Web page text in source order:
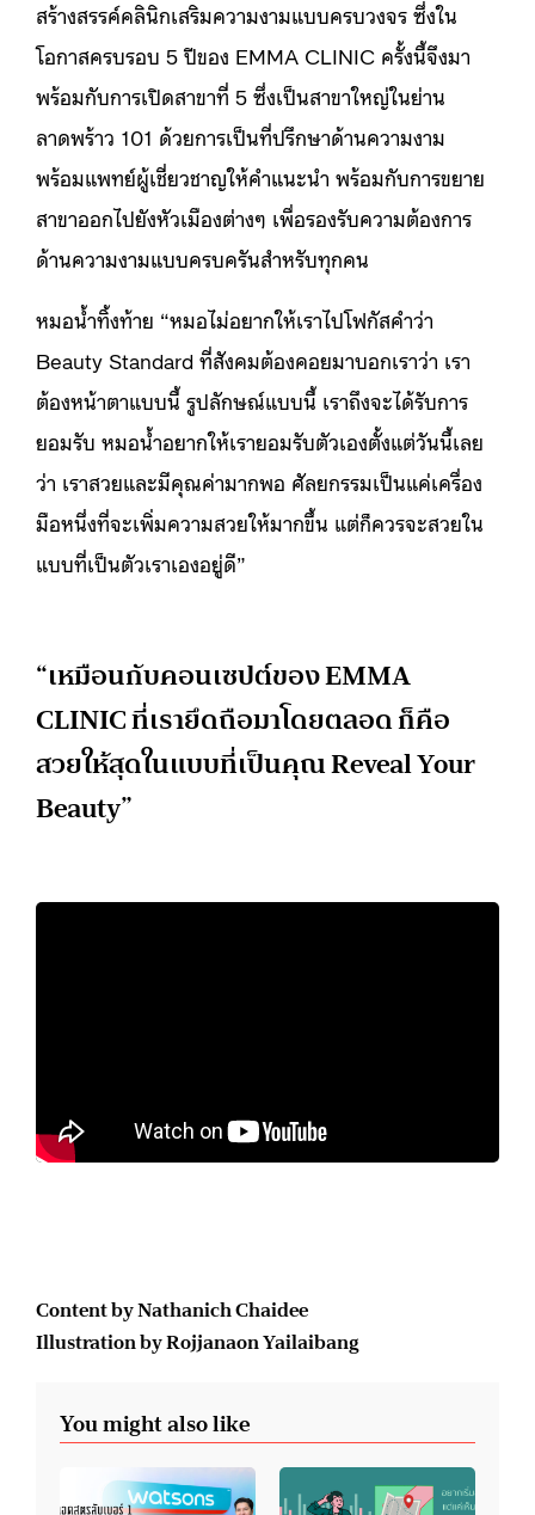
สร้างสรรค์คลินิกเสริมความงามแบบครบวงจร ซึ่งใน
โอกาสครบรอบ 5 ปีของ EMMA CLINIC ครั้งนี้จึงมา
พร้อมกับการเปิดสาขาที่ 5 ซึ่งเป็นสาขาใหญ่ในย่าน
ลาดพร้าว 101 ด้วยการเป็นที่ปรึกษาด้านความงาม
พร้อมแพทย์ผู้เชี่ยวชาญให้คำแนะนำ พร้อมกับการขยาย
สาขาออกไปยังหัวเมืองต่างๆ เพื่อรองรับความต้องการ
ด้านความงามแบบครบครันสำหรับทุกคน
หมอน้ำทิ้งท้าย “หมอไม่อยากให้เราไปโฟกัสคำว่า
Beauty Standard ที่สังคมต้องคอยมาบอกเราว่า เรา
ต้องหน้าตาแบบนี้ รูปลักษณ์แบบนี้ เราถึงจะได้รับการ
ยอมรับ หมอน้ำอยากให้เรายอมรับตัวเองตั้งแต่วันนี้เลย
ว่า เราสวยและมีคุณค่ามากพอ ศัลยกรรมเป็นแค่เครื่อง
มือหนึ่งที่จะเพิ่มความสวยให้มากขึ้น แต่ก็ควรจะสวยใน
แบบที่เป็นตัวเราเองอยู่ดี”
“เหมือนกับคอนเซปต์ของ EMMA
CLINIC ที่เรายึดถือมาโดยตลอด ก็คือ
สวยให้สุดในแบบที่เป็นคุณ Reveal Your
Beauty”
Content by Nathanich Chaidee
Illustration by Rojjanaon Yailaibang
You might also like